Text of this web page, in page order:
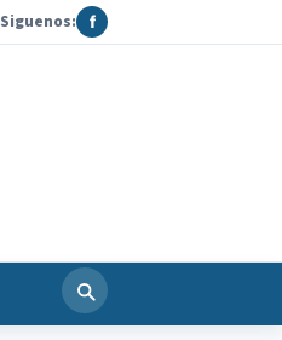
Siguenos: f